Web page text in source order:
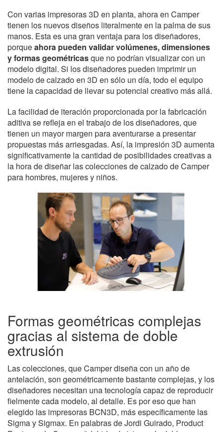
Con varias impresoras 3D en planta, ahora en Camper
tienen los nuevos diseños literalmente en la palma de sus
manos. Esta es una gran ventaja para los diseñadores,
porqueahora pueden validar volúmenes, dimensiones
y formas geométricasque no podrían visualizar con un
modelo digital. Si los diseñadores pueden imprimir un
modelo de calzado en 3D en sólo un día, todo el equipo
tiene la capacidad de llevar su potencial creativo más allá.
La facilidad de iteración proporcionada por la fabricación
aditiva se refleja en el trabajo de los diseñadores, que
tienen un mayor margen para aventurarse a presentar
propuestas más arriesgadas. Así, la impresión 3D aumenta
significativamente la cantidad de posibilidades creativas a
la hora de diseñar las colecciones de calzado de Camper
para hombres, mujeres y niños.
Formas geométricas complejas
gracias al sistema de doble
extrusión
Las colecciones, que Camper diseña con un año de
antelación, son geométricamente bastante complejas, y los
diseñadores necesitan una tecnología capaz de reproducir
fielmente cada modelo, al detalle. Es por eso que han
elegido las impresoras BCN3D, más específicamente las
Sigma y Sigmax. En palabras de Jordi Guirado, Product